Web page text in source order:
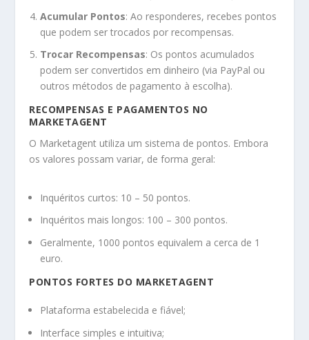
Acumular Pontos: Ao responderes, recebes pontos
que podem ser trocados por recompensas.
Trocar Recompensas: Os pontos acumulados
podem ser convertidos em dinheiro (via PayPal ou
outros métodos de pagamento à escolha).
RECOMPENSAS E PAGAMENTOS NO
MARKETAGENT
O Marketagent utiliza um sistema de pontos. Embora
os valores possam variar, de forma geral:
Inquéritos curtos: 10 – 50 pontos.
Inquéritos mais longos: 100 – 300 pontos.
Geralmente, 1000 pontos equivalem a cerca de 1
euro.
PONTOS FORTES DO MARKETAGENT
Plataforma estabelecida e fiável;
Interface simples e intuitiva;